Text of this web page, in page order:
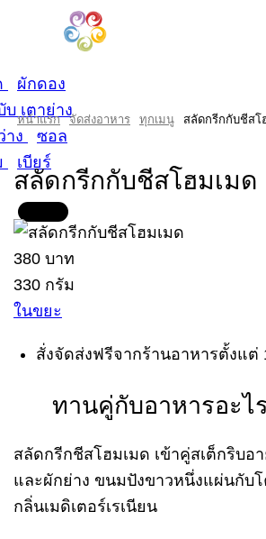
ผักดอง
บ เตาย่าง
าง
ซอล
เบียร์
หน้าแรก จัดส่งอาหาร ทุกเมนู สลัดกรีกกับชีสโ
สลัดกรีกกับชีสโฮมเมด
380 บาท
330 กรัม
ในขยะ
สั่งจัดส่งฟรีจากร้านอาหารตั้งแต่
ทานคู่กับอาหารอะไ
สลัดกรีกชีสโฮมเมด เข้าคู่สเต็กริบอ
และผักย่าง ขนมปังขาวหนึ่งแผ่นกับโ
กลิ่นเมดิเตอร์เรเนียน